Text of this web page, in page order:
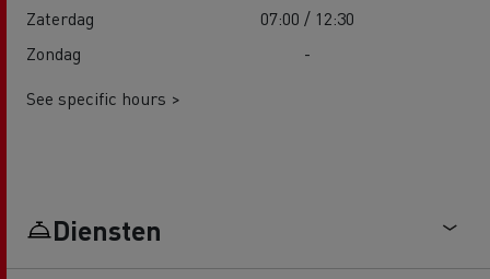
Zaterdag
07:00 / 12:30
Zondag
-
See specific hours >
Diensten